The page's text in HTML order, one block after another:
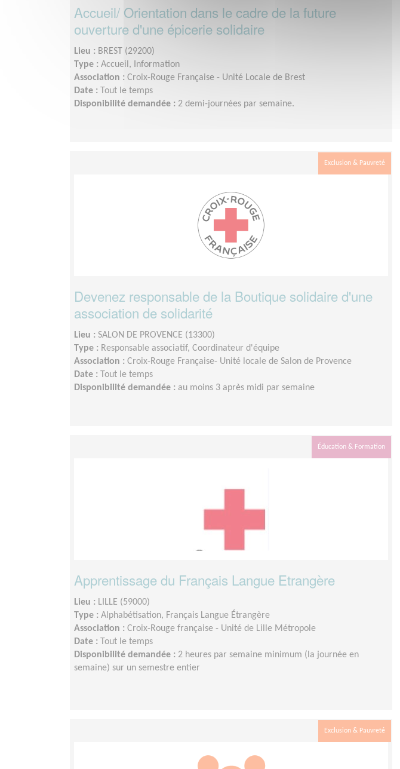
Accueil/ Orientation dans le cadre de la future
ouverture d'une épicerie solidaire
Lieu : BREST (29200)
Type : Accueil, Information
Association : Croix-Rouge Française - Unité Locale de Brest
Date :
Tout le temps
Disponibilité demandée : 2 demi-journées par semaine.
Exclusion & Pauvreté
Devenez responsable de la Boutique solidaire d'une
association de solidarité
Lieu : SALON DE PROVENCE (13300)
Type : Responsable associatif, Coordinateur d'équipe
Association : Croix-Rouge Française- Unité locale de Salon de Provence
Date :
Tout le temps
Disponibilité demandée : au moins 3 après midi par semaine
Éducation & Formation
Apprentissage du Français Langue Etrangère
Lieu : LILLE (59000)
Type : Alphabétisation, Français Langue Étrangère
Association : Croix-Rouge française - Unité de Lille Métropole
Date :
Tout le temps
Disponibilité demandée : 2 heures par semaine minimum (la journée en
semaine) sur un semestre entier
Exclusion & Pauvreté